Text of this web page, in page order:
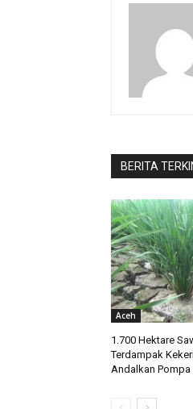
BERITA
Aceh
1.700 Hektare
Terdampak
Andalkan Pompa